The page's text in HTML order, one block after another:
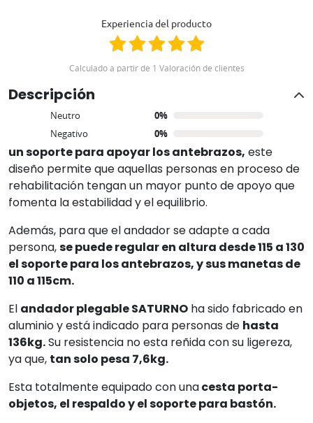
Experiencia del producto
Calculado a partir de 1 Valoración de clientes
Positivo
Neutro
0%
Negativo
0%
Te informamos sin compromiso
Descripción
Sofisticado y novedoso andador de
Españafabricado con aluminio plegable que
un soporte para apoyar los antebrazos, este
diseño permite que aquellas personas en proceso de
rehabilitación tengan un mayor punto de apoyo que
fomenta la estabilidad y el equilibrio.
Además, para que el andador se adapte a cada
persona,se puede regular en altura desde 115 a 130
el soporte para los antebrazos, y sus manetas de
110 a 115cm.
El andador plegable SATURNO ha sido fabricado en
aluminio y está indicado para personas de hasta
136kg.Su resistencia no esta reñida con su ligereza,
ya que, tan solo pesa 7,6kg.
Esta totalmente equipado con unacesta porta-
objetos, el respaldo y el soporte para bastón.